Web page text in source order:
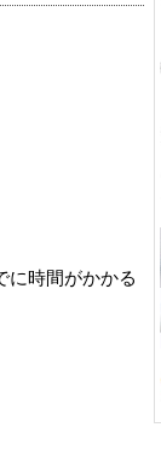
に時間がかかる